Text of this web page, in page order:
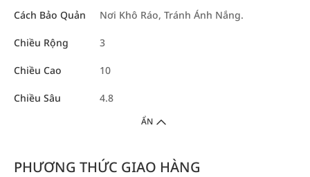
Cách Bảo Quản Nơi Khô Ráo, Tránh Ánh Nắng.
Chiều Rộng 3
Chiều Cao 10
Chiều Sâu 4.8
ẨN
PHƯƠNG THỨC GIAO HÀNG